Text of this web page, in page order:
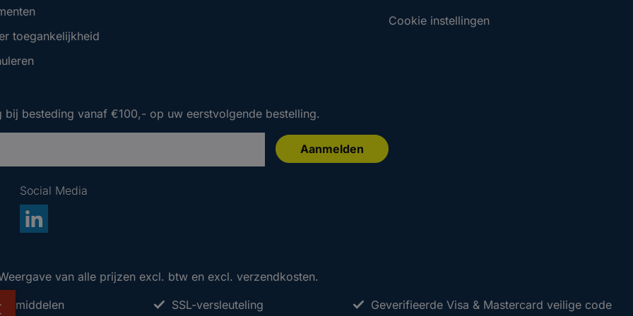
toegankelijkheid
Cookie instellingen
besteding vanaf €100,- op uw eerstvolgende bestelling.
Aanmelden
besteding vanaf €100,- op uw eerstvolgende bestelling.
besteding vanaf €100,- op uw eerstvolgende bestelling.
Social Media
van alle prijzen excl. btw en excl. verzendkosten.
SSL-versleuteling Geverifieerde Visa & Mastercard veilige code